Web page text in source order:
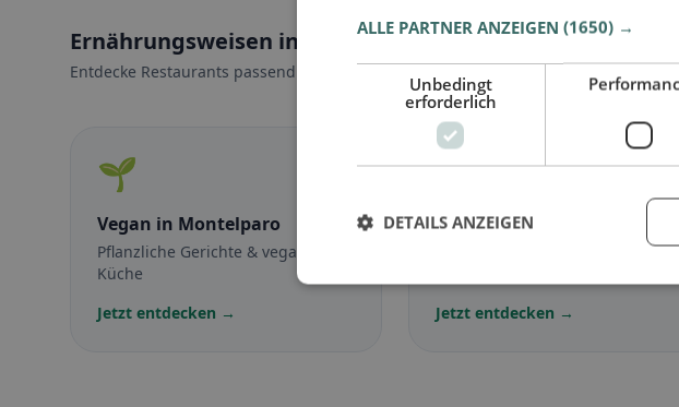
Ernährungsweisen in Montelparo
Entdecke Restaurants passend zu deiner Ernährungsweise.
🌱
Vegan in Montelparo
Pflanzliche Gerichte & vegane
Küche
Jetzt entdecken →
🥕
Vegetarisch
Jetzt entdecken →
ALLE PARTNER ANZEIGEN (1650) →
Unbedingt
erforderlich
DETAILS ANZEIGEN